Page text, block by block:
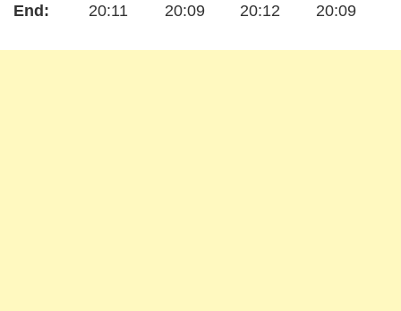
End:
20:11
20:09
20:12
20:09